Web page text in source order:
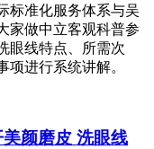
标准化服务体系与吴
家做中立客观科普参
眼线特点、所需次
进行系统讲解。
颜磨皮 洗眼线